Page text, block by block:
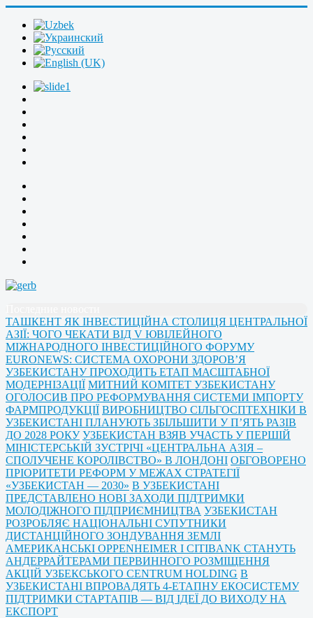
ТАШКЕНТ ЯК ІНВЕСТИЦІЙНА СТОЛИЦЯ ЦЕНТРАЛЬНОЇ
АЗІЇ: ЧОГО ЧЕКАТИ ВІД V ЮВІЛЕЙНОГО
МІЖНАРОДНОГО ІНВЕСТИЦІЙНОГО ФОРУМУ
EURONEWS: СИСТЕМА ОХОРОНИ ЗДОРОВ’Я
УЗБЕКИСТАНУ ПРОХОДИТЬ ЕТАП МАСШТАБНОЇ
МОДЕРНІЗАЦІЇ МИТНИЙ КОМІТЕТ УЗБЕКИСТАНУ
ОГОЛОСИВ ПРО РЕФОРМУВАННЯ СИСТЕМИ ІМПОРТУ
ФАРМПРОДУКЦІЇ ВИРОБНИЦТВО СІЛЬГОСПТЕХНІКИ В
УЗБЕКИСТАНІ ПЛАНУЮТЬ ЗБІЛЬШИТИ У П’ЯТЬ РАЗІВ
ДО 2028 РОКУ УЗБЕКИСТАН ВЗЯВ УЧАСТЬ У ПЕРШІЙ
МІНІСТЕРСЬКІЙ ЗУСТРІЧІ «ЦЕНТРАЛЬНА АЗІЯ –
СПОЛУЧЕНЕ КОРОЛІВСТВО» В ЛОНДОНІ ОБГОВОРЕНО
ПРІОРИТЕТИ РЕФОРМ У МЕЖАХ СТРАТЕГІЇ
«УЗБЕКИСТАН — 2030» В УЗБЕКИСТАНІ
ПРЕДСТАВЛЕНО НОВІ ЗАХОДИ ПІДТРИМКИ
МОЛОДІЖНОГО ПІДПРИЄМНИЦТВА УЗБЕКИСТАН
РОЗРОБЛЯЄ НАЦІОНАЛЬНІ СУПУТНИКИ
ДИСТАНЦІЙНОГО ЗОНДУВАННЯ ЗЕМЛІ
АМЕРИКАНСЬКІ OPPENHEIMER І CITIBANK СТАНУТЬ
АНДЕРРАЙТЕРАМИ ПЕРВИННОГО РОЗМІЩЕННЯ
АКЦІЙ УЗБЕКСЬКОГО CENTRUM HOLDING В
УЗБЕКИСТАНІ ВПРОВАДЯТЬ 4-ЕТАПНУ ЕКОСИСТЕМУ
ПІДТРИМКИ СТАРТАПІВ — ВІД ІДЕЇ ДО ВИХОДУ НА
ЕКСПОРТ